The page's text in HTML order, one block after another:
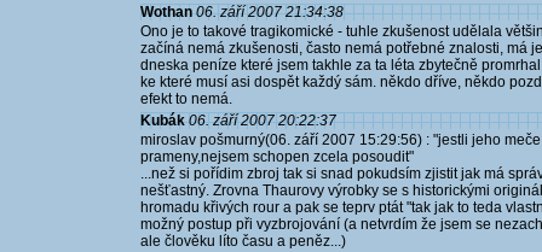
Wothan 06. září 2007 21:34:38
Ono je to takové tragikomické - tuhle zkušenost udělala
začíná nemá zkušenosti, často nemá potřebné znalosti, má
dneska peníze které jsem takhle za ta léta zbytečně
ke které musí asi dospět každý sám. někdo dříve, někdo
efekt to nemá.
Kubák 06. září 2007 20:22:37
miroslav pošmurný(06. září 2007 15:29:56) : "jestli jeho
prameny,nejsem schopen zcela posoudit"
...než si pořídim zbroj tak si snad pokudsím zjistit jak má
nešťastný. Zrovna Thaurovy výrobky se s historickými
hromadu křivých rour a pak se teprv ptát "tak jak to teda
možný postup při vyzbrojování (a netvrdím že jsem se
ale člověku líto času a peněz...)